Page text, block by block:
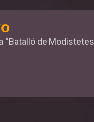
“Batalló de